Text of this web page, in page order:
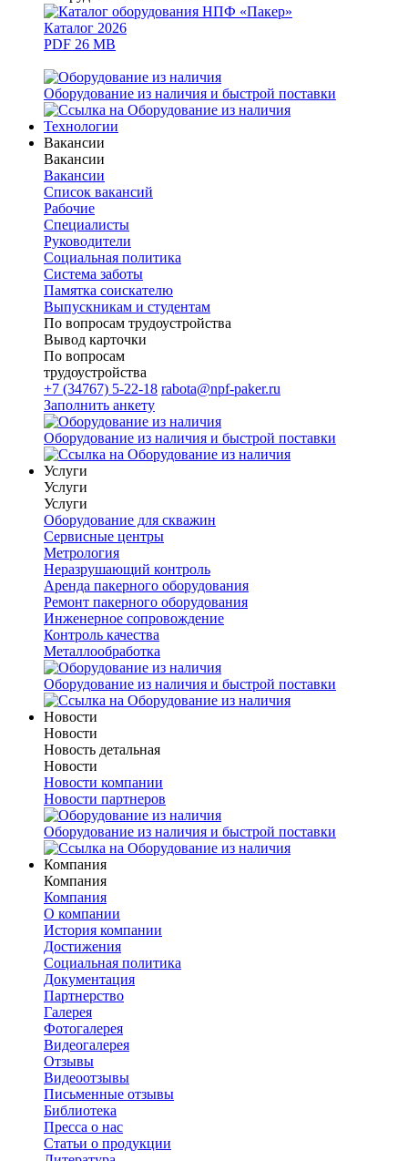
Каталог 2026
PDF 26 MB
Оборудование из наличия и быстрой поставки
Технологии
Вакансии
Вакансии
Вакансии
Список вакансий
Рабочие
Специалисты
Руководители
Cоциальная политика
Система заботы
Памятка соискателю
Выпускникам и студентам
По вопросам трудоустройства
Вывод карточки
По вопросам
трудоустройства
+7 (34767) 5-22-18 rabota@npf-paker.ru
Заполнить анкету
Оборудование из наличия и быстрой поставки
Услуги
Услуги
Услуги
Оборудование для скважин
Сервисные центры
Метрология
Неразрушающий контроль
Аренда пакерного оборудования
Ремонт пакерного оборудования
Инженерное сопровождение
Контроль качества
Металлообработка
Оборудование из наличия и быстрой поставки
Новости
Новости
Новость детальная
Новости
Новости компании
Новости партнеров
Оборудование из наличия и быстрой поставки
Компания
Компания
Компания
О компании
История компании
Достижения
Социальная политика
Документация
Партнерство
Галерея
Фотогалерея
Видеогалерея
Отзывы
Видеоотзывы
Письменные отзывы
Библиотека
Пресса о нас
Статьи о продукции